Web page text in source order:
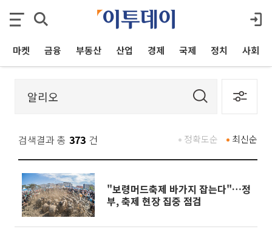
마켓 금융 부동산 산업 경제 국제 정치 사회
검색결과 총 373 건 최신순
정확도순
"보령머드축제 바가지 잡는다"…정
부, 축제 현장 집중 점검